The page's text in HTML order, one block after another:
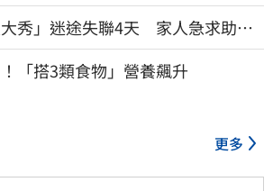
秀」迷途失聯4天 家人急求助：
「搭3類食物」營養飆升
更多